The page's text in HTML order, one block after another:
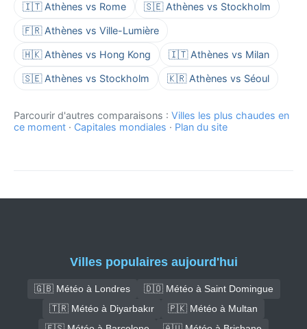
🇮🇹 Athènes vs Rome 🇸🇪 Athènes vs Stockholm
🇫🇷 Athènes vs Ville-Lumière
🇭🇰 Athènes vs Hong Kong 🇮🇹 Athènes vs Milan
🇸🇪 Athènes vs Stockholm 🇰🇷 Athènes vs Séoul
Parcourir d'autres comparaisons : Villes les plus chaudes en
ce moment · Capitales mondiales · Plan du site
Villes populaires aujourd'hui
🇬🇧 Météo à Londres
🇩🇴 Météo à Saint Domingue
🇹🇷 Météo à Diyarbakır
🇵🇰 Météo à Multan